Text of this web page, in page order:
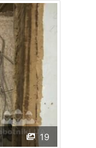
19